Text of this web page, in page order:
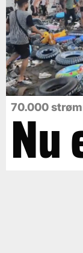
70.000
Nu